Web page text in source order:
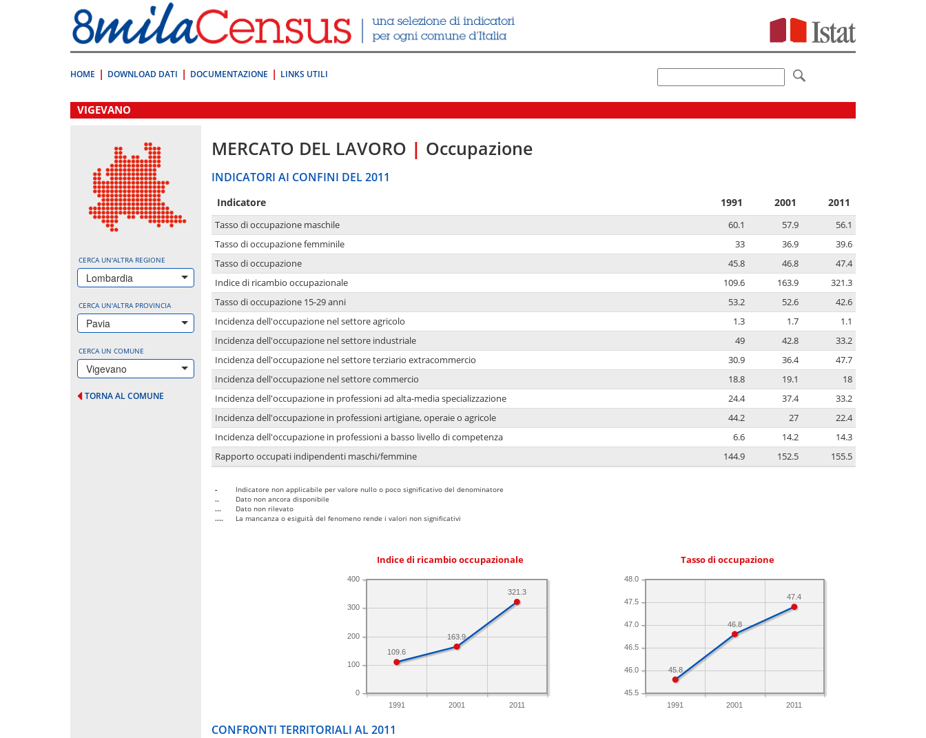
direttamente
a:
Contenuto
HOME DOWNLOAD DATI DOCUMENTAZIONE LINKS UTILI
.
VIGEVANO
CERCA UN'ALTRA REGIONE
Lombardia
CERCA UN'ALTRA PROVINCIA
Pavia
CERCA UN COMUNE
Vigevano
TORNA AL COMUNE
MERCATO DEL LAVORO | Occupazione
INDICATORI AI CONFINI DEL 2011
Indicatore 1991 2001 2011
Tasso di occupazione maschile 60.1 57.9
56.1
Tasso di occupazione femminile
33 36.9
39.6
Tasso di occupazione
45.8 46.8
47.4
Indice di ricambio occupazionale
109.6 163.9
321.3
Tasso di occupazione 15-29 anni
53.2 52.6
42.6
Incidenza dell'occupazione nel settore agricolo
1.3 1.7
1.1
Incidenza dell'occupazione nel settore industriale
49 42.8
33.2
Incidenza dell'occupazione nel settore terziario extracommercio
30.9 36.4
47.7
Incidenza dell'occupazione nel settore commercio
18.8 19.1
18
Incidenza dell'occupazione in professioni ad alta-media specializzazione
24.4 37.4
33.2
Incidenza dell'occupazione in professioni artigiane, operaie o agricole
44.2 27
22.4
Incidenza dell'occupazione in professioni a basso livello di competenza
6.6 14.2
14.3
Rapporto occupati indipendenti maschi/femmine
144.9 152.5 155.5
-
Indicatore non applicabile per valore nullo o poco significativo del denominatore
..
Dato non ancora disponibile
...
Dato non rilevato
....
La mancanza o esiguità del fenomeno rende i valori non significativi
Indice di ricambio occupazionale
1991 2001 2011
0
100
200
300
400
321.3
163.9
109.6
Tasso di occupazione
1991 2001 2011
45.5
46.0
46.5
47.0
47.5
48.0
47.4
46.8
45.8
CONFRONTI TERRITORIALI AL 2011